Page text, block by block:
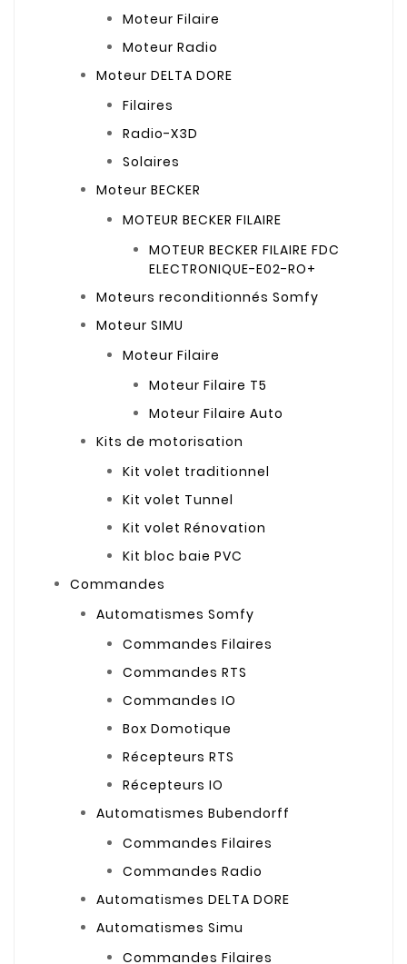
Moteur Filaire
Moteur Radio
Moteur DELTA DORE
Filaires
Radio-X3D
Solaires
Moteur BECKER
MOTEUR BECKER FILAIRE
MOTEUR BECKER FILAIRE FDC
ELECTRONIQUE-E02-RO+
Moteurs reconditionnés Somfy
Moteur SIMU
Moteur Filaire
Moteur Filaire T5
Moteur Filaire Auto
Kits de motorisation
Kit volet traditionnel
Kit volet Tunnel
Kit volet Rénovation
Kit bloc baie PVC
Commandes
Automatismes Somfy
Commandes Filaires
Commandes RTS
Commandes IO
Box Domotique
Récepteurs RTS
Récepteurs IO
Automatismes Bubendorff
Commandes Filaires
Commandes Radio
Automatismes DELTA DORE
Automatismes Simu
Commandes Filaires